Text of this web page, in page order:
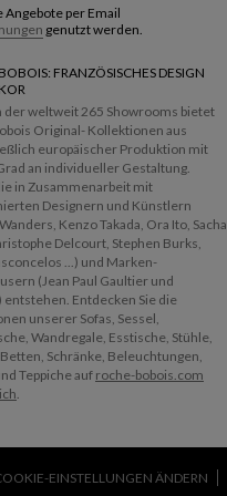
per Email
genutzt werden.
FRANZÖSISCHES DESIGN
der weltweit 265 Showrooms bietet
Original- Kollektionen aus
europäischer Produktion mit
an individueller Gestaltung.
in Zusammenarbeit mit
Designern und Künstlern
Kenzo Takada, Ora Ito, Sacha
Delcourt, Stephen Burks,
...) und Marken-
(Jean Paul Gaultier und
entstehen. Entdecken Sie die
unserer Sofas, Sessel,
Wandregale, Esstische, Stühle,
Schränke, Beleuchtungen,
Teppiche aufroche-bobois.com
.
EINSTELLUNGEN ÄNDERN